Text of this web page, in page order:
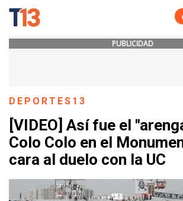
PUBLICIDAD
DEPORTES13
[VIDEO] Así fue el
Colo Colo en el
cara al duelo con la UC